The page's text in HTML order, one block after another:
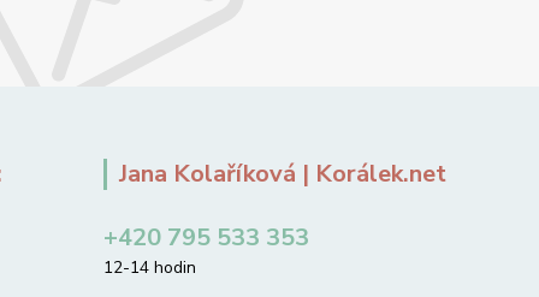
Jana Kolaříková | Korálek.net
+420 795 533 353
12-14 hodin